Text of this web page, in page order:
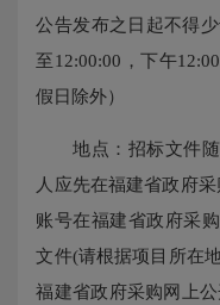
公告发布之日起不得
至12:00:00，下午
假日除外）
地点：招标文件随
人应先在福建省政府
账号在福建省政府采
文件(请根据项目所在
福建省政府采购网上